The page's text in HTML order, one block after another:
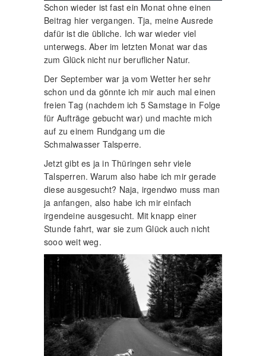
Schon wieder ist fast ein Monat ohne einen
Beitrag hier vergangen. Tja, meine Ausrede
dafür ist die übliche. Ich war wieder viel
unterwegs. Aber im letzten Monat war das
zum Glück nicht nur beruflicher Natur.
Der September war ja vom Wetter her sehr
schon und da gönnte ich mir auch mal einen
freien Tag (nachdem ich 5 Samstage in Folge
für Aufträge gebucht war) und machte mich
auf zu einem Rundgang um die
Schmalwasser Talsperre.
Jetzt gibt es ja in Thüringen sehr viele
Talsperren. Warum also habe ich mir gerade
diese ausgesucht? Naja, irgendwo muss man
ja anfangen, also habe ich mir einfach
irgendeine ausgesucht. Mit knapp einer
Stunde fahrt, war sie zum Glück auch nicht
sooo weit weg.